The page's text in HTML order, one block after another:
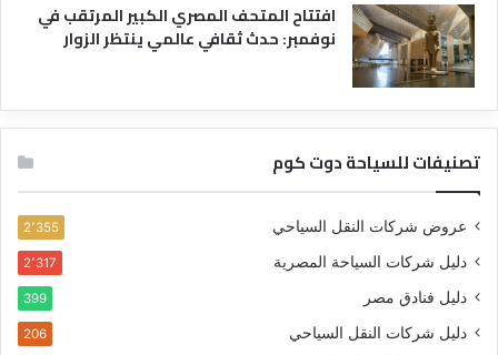
افتتاح المتحف المصري الكبير المرتقب في
نوفمبر: حدث ثقافي عالمي ينتظر الزوار
تصنيفات للسياحة دوت كوم
عروض شركات النقل السياحي 2٬355
دليل شركات السياحة المصرية 2٬317
دليل فنادق مصر 399
دليل شركات النقل السياحي 206